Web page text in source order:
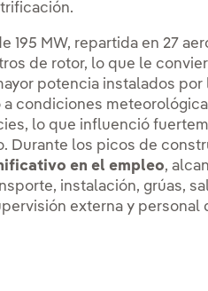
195 MW, repartida en 27
de rotor, lo que le
potencia instalados por
condiciones
lo que influenció
Durante los picos de
en el empleo,
instalación, grúas,
externa y personal